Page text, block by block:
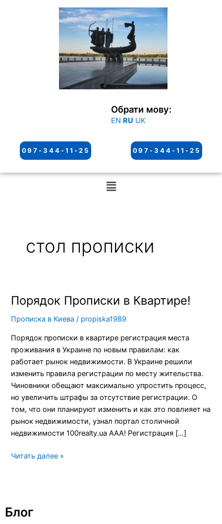
Обрати мову:
EN RU UK
097-344-11-25 097-344-11-25
Меню
стол прописки
Порядок Прописки в Квартире!
Прописка в Киева / propiska1989
Порядок прописки в квартире регистрация места
проживания в Украине по новым правилам: как
работает рынок недвижимости. В Украине решили
изменить правила регистрации по месту жительства.
Чиновники обещают максимально упростить процесс,
но увеличить штрафы за отсутствие регистрации. О
том, что они планируют изменить и как это повлияет на
рынок недвижимости, узнал портал столичной
недвижимости 100realty.ua ААА! Регистрация […]
Порядок
в
Квартире!
Читать далее »
Блог